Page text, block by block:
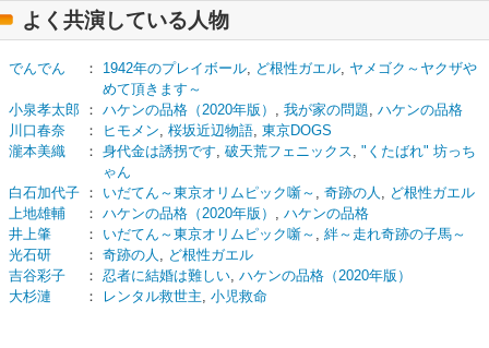
よく共演している人物
でんでん ： 1942年のプレイボール, ど根性ガエル, ヤメゴク～ヤクザや
めて頂きます～
小泉孝太郎 ： ハケンの品格（2020年版） , 我が家の問題, ハケンの品格
川口春奈
： ヒモメン, 桜坂近辺物語, 東京DOGS
瀧本美織
： 身代金は誘拐です, 破天荒フェニックス, "くたばれ" 坊っち
ゃん
白石加代子 ： いだてん～東京オリムピック噺～ , 奇跡の人 , ど根性ガエル
上地雄輔
： ハケンの品格（2020年版） , ハケンの品格
井上肇
： いだてん～東京オリムピック噺～ , 絆～走れ奇跡の子馬～
光石研
： 奇跡の人 , ど根性ガエル
吉谷彩子
： 忍者に結婚は難しい, ハケンの品格（2020年版）
大杉漣
： レンタル救世主, 小児救命